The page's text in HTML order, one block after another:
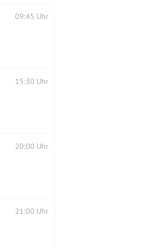
09:45 Uhr
15:30 Uhr
20:00 Uhr
21:00 Uhr